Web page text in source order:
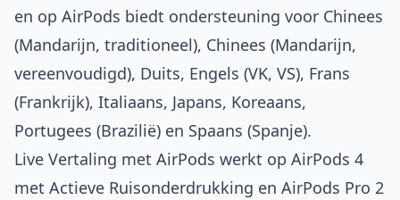
en op AirPods biedt ondersteuning voor Chinees
(Mandarijn, traditioneel), Chinees (Mandarijn,
vereenvoudigd), Duits, Engels (VK, VS), Frans
(Frankrijk), Italiaans, Japans, Koreaans,
Portugees (Brazilië) en Spaans (Spanje).
Live Vertaling met AirPods werkt op AirPods 4
met Actieve Ruisonderdrukking en AirPods Pro 2